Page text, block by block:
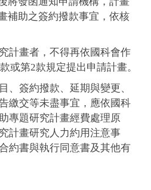
補助之簽約撥款事宜，依核
計畫者，不得再依國科會作
或第2款規定提出申請計畫。
、簽約撥款、延期與變更、
繳交等未盡事宜，應依國科
專題研究計畫經費處理原
計畫研究人力約用注意事
約書與執行同意書及其他有